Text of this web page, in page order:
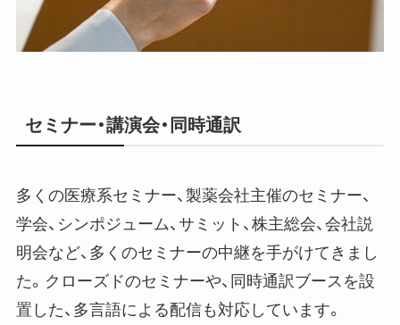
セミナー・講演会・同時通訳
多くの医療系セミナー、製薬会社主催のセミナー、
学会、シンポジューム、サミット、株主総会、会社説
明会など、多くのセミナーの中継を手がけてきまし
た。クローズドのセミナーや、同時通訳ブースを設
置した、多言語による配信も対応しています。